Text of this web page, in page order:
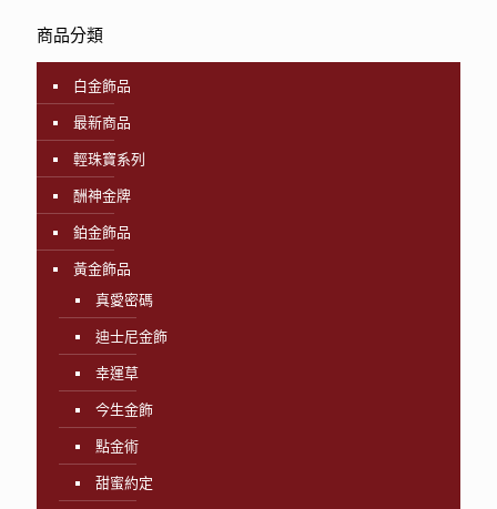
商品分類
白金飾品
最新商品
輕珠寶系列
酬神金牌
鉑金飾品
黃金飾品
真愛密碼
迪士尼金飾
幸運草
今生金飾
點金術
甜蜜約定